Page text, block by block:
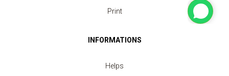
Print
INFORMATIONS
Helps